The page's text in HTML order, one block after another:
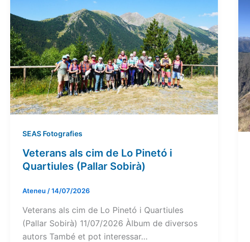
SEAS Fotografies
Veterans als cim de Lo Pinetó i
Quartiules (Pallar Sobirà)
Ateneu /14/07/2026
Veterans als cim de Lo Pinetó i Quartiules
(Pallar Sobirà) 11/07/2026 Àlbum de diversos
autors També et pot interessar…